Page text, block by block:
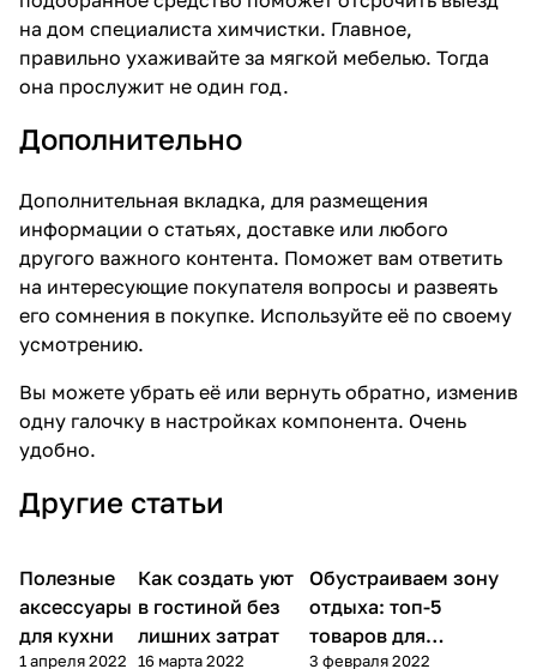
на дом специалиста химчистки. Главное,
правильно ухаживайте за мягкой мебелью. Тогда
она прослужит не один год.
Дополнительно
Дополнительная вкладка, для размещения
информации о статьях, доставке или любого
другого важного контента. Поможет вам ответить
на интересующие покупателя вопросы и развеять
его сомнения в покупке. Используйте её по своему
усмотрению.
Вы можете убрать её или вернуть обратно, изменив
одну галочку в настройках компонента. Очень
удобно.
Другие статьи
Дом
Полезные
аксессуары
для кухни
1 апреля 2022
Дом
Как создать уют
в гостиной без
лишних затрат
16 марта 2022
Советы покупателям
Обустраиваем зону
отдыха: топ-5
товаров для
3 февраля 2022